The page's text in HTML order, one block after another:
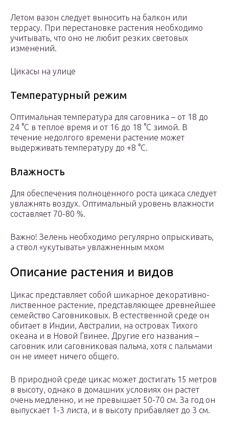
Летом вазон следует выносить на балкон или
террасу. При перестановке растения необходимо
учитывать, что оно не любит резких световых
изменений.
Цикасы на улице
Температурный режим
Оптимальная температура для саговника – от 18 до
24 °C в теплое время и от 16 до 18 °C зимой. В
течение недолгого времени растение может
выдерживать температуру до +8 °C.
Влажность
Для обеспечения полноценного роста цикаса следует
увлажнять воздух. Оптимальный уровень влажности
составляет 70-80 %.
Важно! Зелень необходимо регулярно опрыскивать,
а ствол «укутывать» увлажненным мхом
Описание растения и видов
Цикас представляет собой шикарное декоративно-
лиственное растение, представляющее древнейшее
семейство Саговниковых. В естественной среде он
обитает в Индии, Австралии, на островах Тихого
океана и в Новой Гвинее. Другие его названия –
саговник или саговниковая пальма, хотя с пальмами
он не имеет ничего общего.
В природной среде цикас может достигать 15 метров
в высоту, однако в домашних условиях он растет
очень медленно, и не превышает 50-70 см. За год он
выпускает 1-3 листа, и в высоту прибавляет до 3 см.